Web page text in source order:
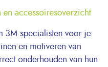
en accessoiresoverzicht
3M specialisten voor je
en motiveren van
onderhouden van hun